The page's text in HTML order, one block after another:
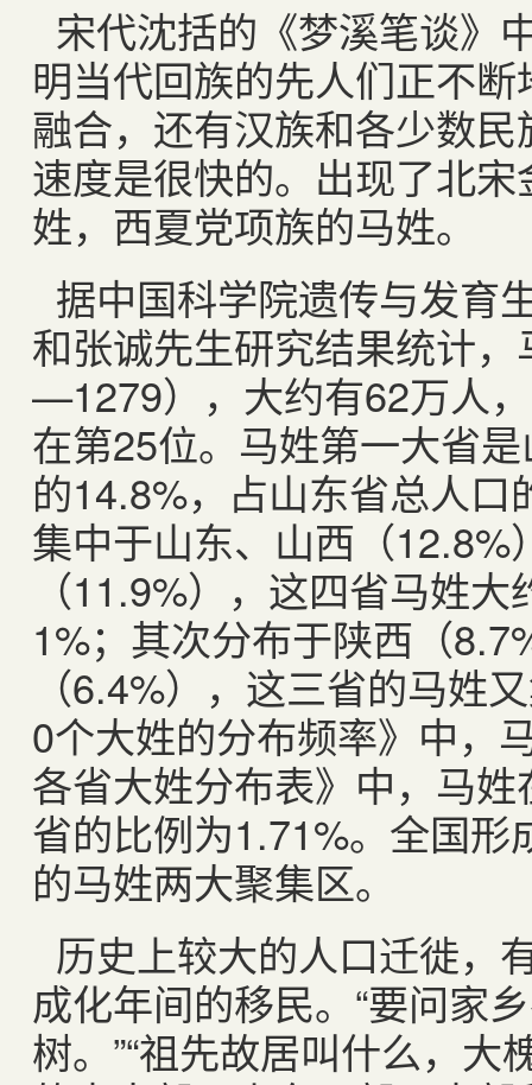
宋代沈括的《梦溪笔谈》
明当代回族的先人们正不
融合，还有汉族和各少数
速度是很快的。出现了北
姓，西夏党项族的马姓。
据中国科学院遗传与发育
和张诚先生研究结果统计
—1279），大约有62万人
在第25位。马姓第一大省
的14.8%，占山东省总人口
集中于山东、山西（12.8%
（11.9%），这四省马姓大
1%；其次分布于陕西（
（6.4%），这三省的马姓
0个大姓的分布频率》中，
各省大姓分布表》中，马
省的比例为1.71%。全国形
的马姓两大聚集区。
历史上较大的人口迁徙，
成化年间的移民。“要问家
树。”“祖先故居叫什么，大